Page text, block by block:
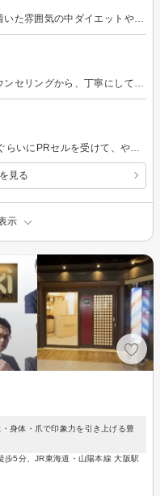
久しぶりに痩身エステに来ました！ 落ち着いた雰囲気の中ダイエットやむくみ対策を教えて頂きながらリラックスして 施術を受けることがでしました！ またお願いします
見る
示
身体・爪で印象力を引き上げる豊
歩5分、JR東海道・山陽本線 大阪駅